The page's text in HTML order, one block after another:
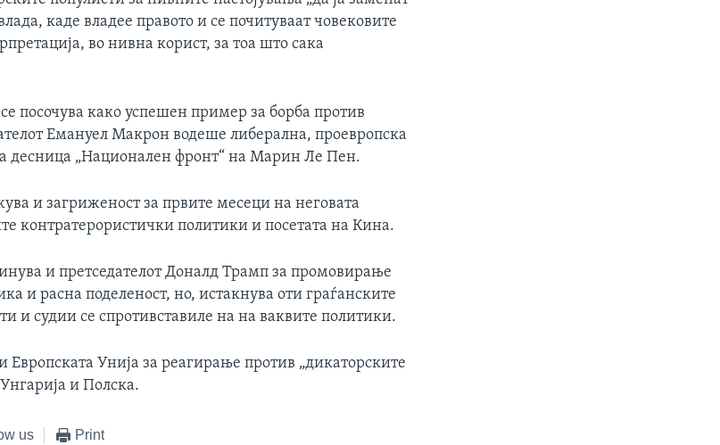
каде владее правото и се почитуваат човековите
во нивна корист, за тоа што сака
посочува како успешен пример за борба против
Емануел Макрон водеше либерална, проевропска
десница „Национален фронт“ на Марин Ле Пен.
и загриженост за првите месеци на неговата
контратерористички политики и посетата на Кина.
и претседателот Доналд Трамп за промовирање
и расна поделеност, но, истакнува оти граѓанските
и судии се спротивставиле на на ваквите политики.
Европската Унија за реагирање против „дикаторските
и Полска.
us Print